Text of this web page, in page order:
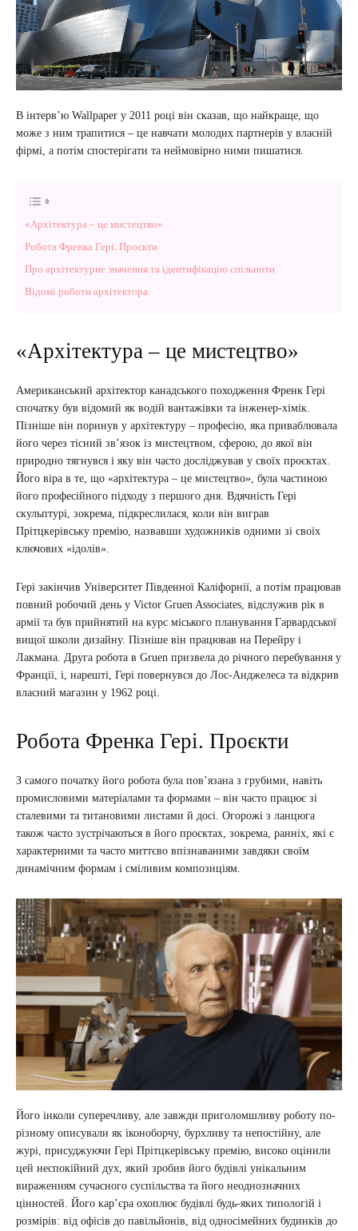
В інтерв’ю Wallpaper у 2011 році він сказав, що найкраще, що
може з ним трапитися – це навчати молодих партнерів у власній
фірмі, а потім спостерігати та неймовірно ними пишатися.
«Архітектура – це мистецтво»
Робота Френка Гері. Проєкти
Про архітектурне значення та ідентифікацію спільноти
Відомі роботи архітектора
«Архітектура – це мистецтво»
Американський архітектор канадського походження Френк Гері
спочатку був відомий як водій вантажівки та інженер-хімік.
Пізніше він поринув у архітектуру – професію, яка приваблювала
його через тісний зв’язок із мистецтвом, сферою, до якої він
природно тягнувся і яку він часто досліджував у своїх проєктах.
Його віра в те, що «архітектура – це мистецтво», була частиною
його професійного підходу з першого дня. Вдячність Гері
скульптурі, зокрема, підкреслилася, коли він виграв
Прітцкерівську премію, назвавши художників одними зі своїх
ключових «ідолів».
Гері закінчив Університет Південної Каліфорнії, а потім працював
повний робочий день у Victor Gruen Associates, відслужив рік в
армії та був прийнятий на курс міського планування Гарвардської
вищої школи дизайну. Пізніше він працював на Перейру і
Лакмана. Друга робота в Gruen призвела до річного перебування у
Франції, і, нарешті, Гері повернувся до Лос-Анджелеса та відкрив
власний магазин у 1962 році.
Робота Френка Гері. Проєкти
З самого початку його робота була пов’язана з грубими, навіть
промисловими матеріалами та формами – він часто працює зі
сталевими та титановими листами й досі. Огорожі з ланцюга
також часто зустрічаються в його проєктах, зокрема, ранніх, які є
характерними та часто миттєво впізнаваними завдяки своїм
динамічним формам і сміливим композиціям.
Його інколи суперечливу, але завжди приголомшливу роботу по-
різному описували як іконоборчу, бурхливу та непостійну, але
журі, присуджуючи Гері Прітцкерівську премію, високо оцінили
цей неспокійний дух, який зробив його будівлі унікальним
вираженням сучасного суспільства та його неоднозначних
цінностей. Його кар’єра охоплює будівлі будь-яких типологій і
розмірів: від офісів до павільйонів, від односімейних будинків до